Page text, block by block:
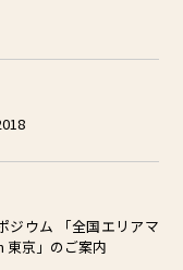
ジウム 「全国エリアマ
東京」のご案内